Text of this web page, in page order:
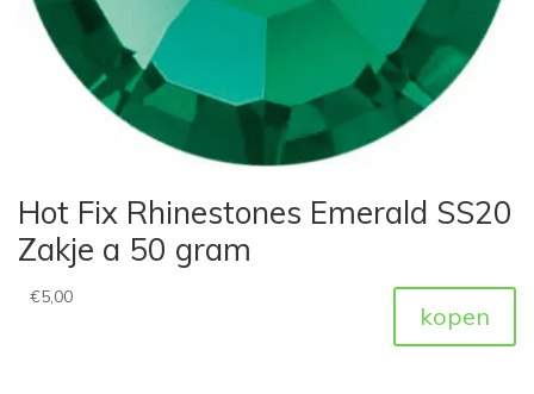
Hot Fix Rhinestones Emerald SS20
Zakje a 50 gram
€5,00
kopen